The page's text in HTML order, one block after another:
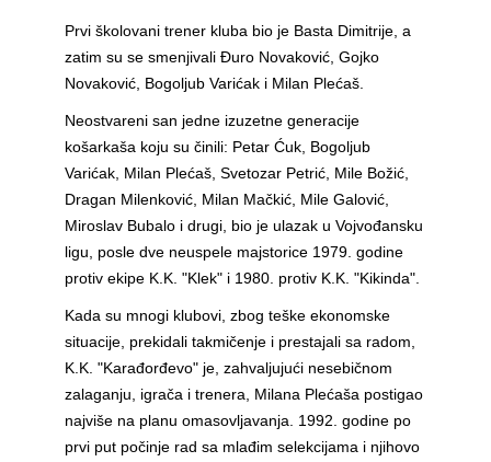
Prvi školovani trener kluba bio je Basta Dimitrije, a
zatim su se smenjivali Đuro Novaković, Gojko
Novaković, Bogoljub Varićak i Milan Plećaš.
Neostvareni san jedne izuzetne generacije
košarkaša koju su činili: Petar Ćuk, Bogoljub
Varićak, Milan Plećaš, Svetozar Petrić, Mile Božić,
Dragan Milenković, Milan Mačkić, Mile Galović,
Miroslav Bubalo i drugi, bio je ulazak u Vojvođansku
ligu, posle dve neuspele majstorice 1979. godine
protiv ekipe K.K. "Klek" i 1980. protiv K.K. "Kikinda".
Kada su mnogi klubovi, zbog teške ekonomske
situacije, prekidali takmičenje i prestajali sa radom,
K.K. "Karađorđevo" je, zahvaljujući nesebičnom
zalaganju, igrača i trenera, Milana Plećaša postigao
najviše na planu omasovljavanja. 1992. godine po
prvi put počinje rad sa mlađim selekcijama i njihovo